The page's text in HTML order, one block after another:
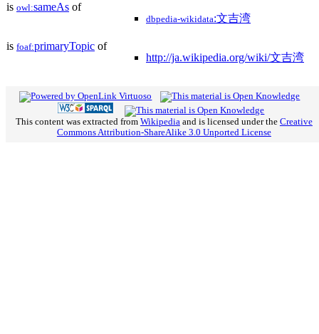
is owl:sameAs of
dbpedia-wikidata:文吉湾
is foaf:primaryTopic of
http://ja.wikipedia.org/wiki/文吉湾
This content was extracted from Wikipedia and is licensed under the Creative
Commons Attribution-ShareAlike 3.0 Unported License